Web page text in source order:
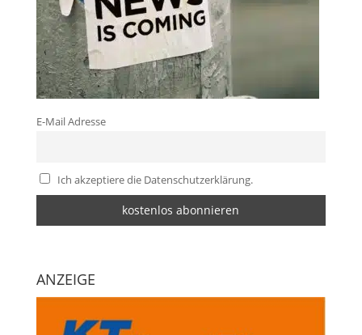
E-Mail Adresse
Ich akzeptiere die Datenschutzerklärung.
ANZEIGE